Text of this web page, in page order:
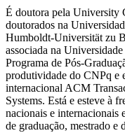
É doutora pela University
doutorados na
Humboldt-Universität zu
associada na
Programa de Pós-
produtividade do CNPq e
internacional ACM
Systems. Está e esteve à
nacionais e internacionais
de graduação, mestrado e